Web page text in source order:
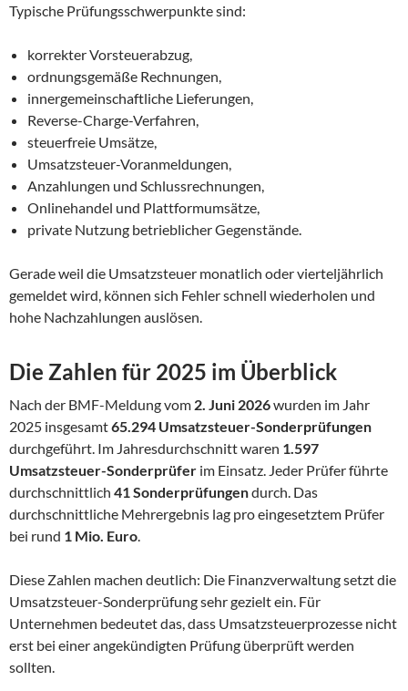
Typische Prüfungsschwerpunkte sind:
korrekter Vorsteuerabzug,
ordnungsgemäße Rechnungen,
innergemeinschaftliche Lieferungen,
Reverse-Charge-Verfahren,
steuerfreie Umsätze,
Umsatzsteuer-Voranmeldungen,
Anzahlungen und Schlussrechnungen,
Onlinehandel und Plattformumsätze,
private Nutzung betrieblicher Gegenstände.
Gerade weil die Umsatzsteuer monatlich oder vierteljährlich
gemeldet wird, können sich Fehler schnell wiederholen und
hohe Nachzahlungen auslösen.
Die Zahlen für 2025 im Überblick
Nach der BMF-Meldung vom 2. Juni 2026wurden im Jahr
2025 insgesamt65.294 Umsatzsteuer-Sonderprüfungen
durchgeführt. Im Jahresdurchschnitt waren 1.597
Umsatzsteuer-Sonderprüfer im Einsatz. Jeder Prüfer führte
durchschnittlich 41 Sonderprüfungendurch. Das
durchschnittliche Mehrergebnis lag pro eingesetztem Prüfer
bei rund 1 Mio. Euro
Diese Zahlen machen deutlich: Die Finanzverwaltung setzt die
Umsatzsteuer-Sonderprüfung sehr gezielt ein. Für
Unternehmen bedeutet das, dass Umsatzsteuerprozesse nicht
erst bei einer angekündigten Prüfung überprüft werden
sollten.